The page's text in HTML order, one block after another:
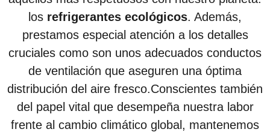
los refrigerantes ecológicos. Además,
prestamos especial atención a los detalles
cruciales como son unos adecuados conductos
de ventilación que aseguren una óptima
distribución del aire fresco.Conscientes también
del papel vital que desempeña nuestra labor
frente al cambio climático global, mantenemos